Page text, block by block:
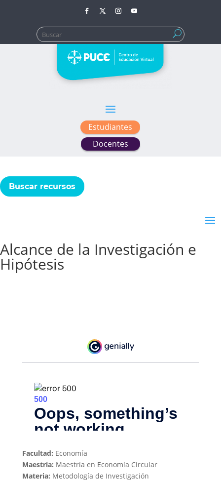
Buscar:
Estudiantes
Docentes
Buscar recursos
Alcance de la Investigación e
Hipótesis
Facultad: Economía
Maestría: Maestría en Economía Circular
Materia: Metodología de Investigación